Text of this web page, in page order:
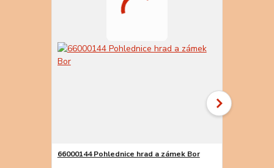
66000144 Pohlednice hrad a zámek Bor